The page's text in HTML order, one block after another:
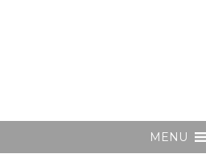
MENU